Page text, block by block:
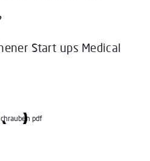
Start ups Medical